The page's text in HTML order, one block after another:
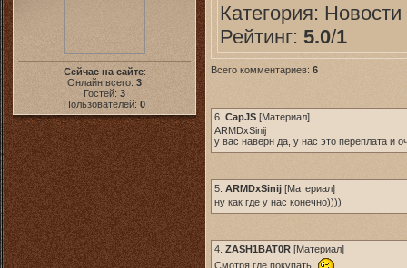
Сейчас на сайте:
Онлайн всего: 3
Гостей: 3
Пользователей: 0
Категория: Новоcти
Рейтинг: 5.0/1
Всего комментариев: 6
6. CapJS [Материал]
ARMDxSinij
у вас наверн да, у нас это переплата и
5. ARMDxSinij [Материал]
ну как где у нас конечно))))
4. ZASH1BAT0R [Материал]
Смотря где покупать.